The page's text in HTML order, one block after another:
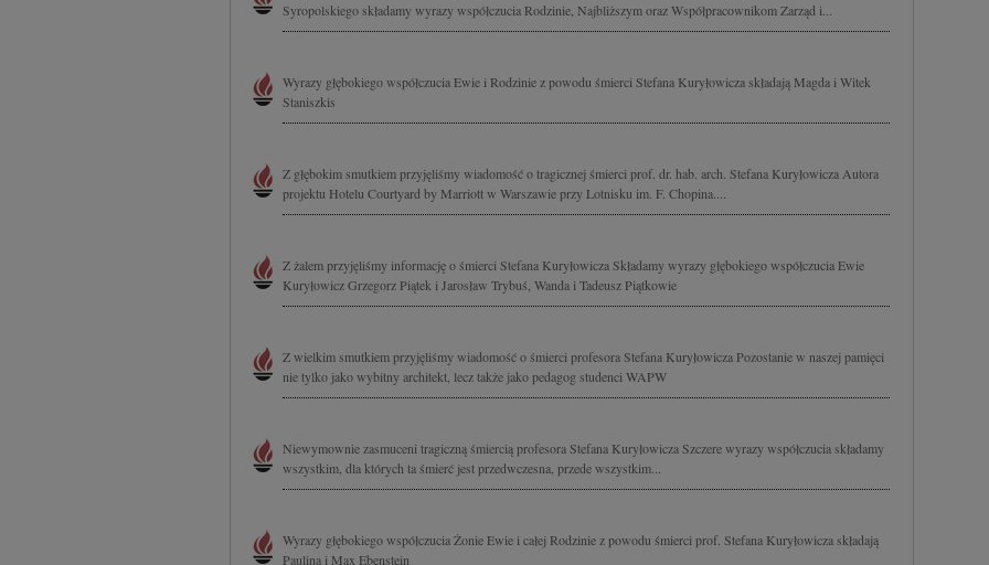
Syropolskiego składamy wyrazy współczucia Rodzinie, Najbliższym oraz Współpracownikom Zarząd i...
Wyrazy głębokiego współczucia Ewie i Rodzinie z powodu śmierci Stefana Kuryłowicza składają Magda i Witek
Staniszkis
Z głębokim smutkiem przyjęliśmy wiadomość o tragicznej śmierci prof. dr. hab. arch. Stefana Kuryłowicza Autora
projektu Hotelu Courtyard by Marriott w Warszawie przy Lotnisku im. F. Chopina....
Z żalem przyjęliśmy informację o śmierci Stefana Kuryłowicza Składamy wyrazy głębokiego współczucia Ewie
Kuryłowicz Grzegorz Piątek i Jarosław Trybuś, Wanda i Tadeusz Piątkowie
Z wielkim smutkiem przyjęliśmy wiadomość o śmierci profesora Stefana Kuryłowicza Pozostanie w naszej pamięci
nie tylko jako wybitny architekt, lecz także jako pedagog studenci WAPW
Niewymownie zasmuceni tragiczną śmiercią profesora Stefana Kuryłowicza Szczere wyrazy współczucia składamy
wszystkim, dla których ta śmierć jest przedwczesna, przede wszystkim...
Wyrazy głębokiego współczucia Żonie Ewie i całej Rodzinie z powodu śmierci prof. Stefana Kuryłowicza składają
Paulina i Max Ebenstein